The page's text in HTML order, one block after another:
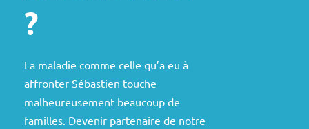
?
La maladie comme celle qu’a eu à
affronter Sébastien touche
malheureusement beaucoup de
familles. Devenir partenaire de notre